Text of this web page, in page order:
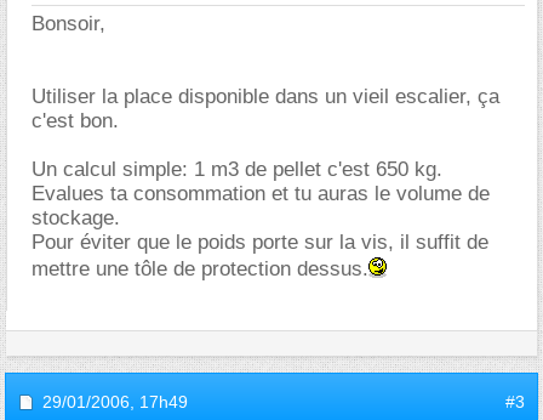
Bonsoir,
Utiliser la place disponible dans un vieil escalier, ça
c'est bon.
Un calcul simple: 1 m3 de pellet c'est 650 kg.
Evalues ta consommation et tu auras le volume de
stockage.
Pour éviter que le poids porte sur la vis, il suffit de
mettre une tôle de protection dessus.
29/01/2006, 17h49 #3